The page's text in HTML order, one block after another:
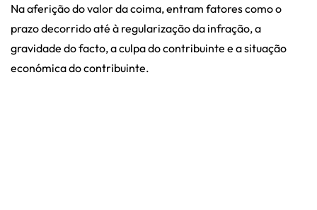
Na aferição do valor da coima, entram fatores como o
prazo decorrido até à regularização da infração, a
gravidade do facto, a culpa do contribuinte e a situação
económica do contribuinte.